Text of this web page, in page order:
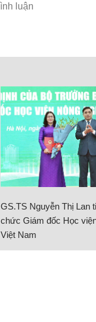
GS.TS Nguyễn Thị Lan
chức Giám đốc Học
Việt Nam